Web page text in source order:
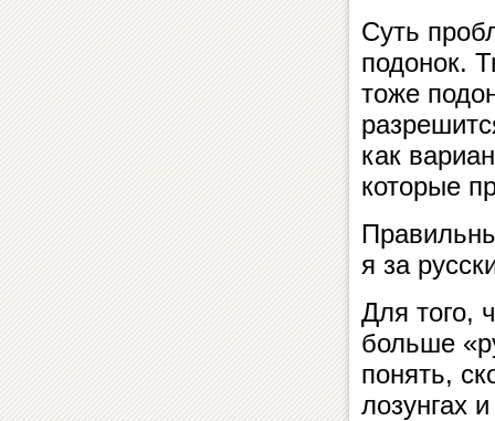
Суть
подонок.
тоже
как
которые
я за
Для того,
больше
понять,
лозунгах